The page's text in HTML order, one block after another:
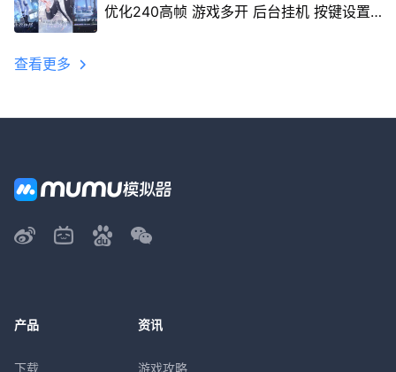
优化240高帧 游戏多开 后台挂机 按键设置
查看更多
产品
下载
资讯
游戏攻略